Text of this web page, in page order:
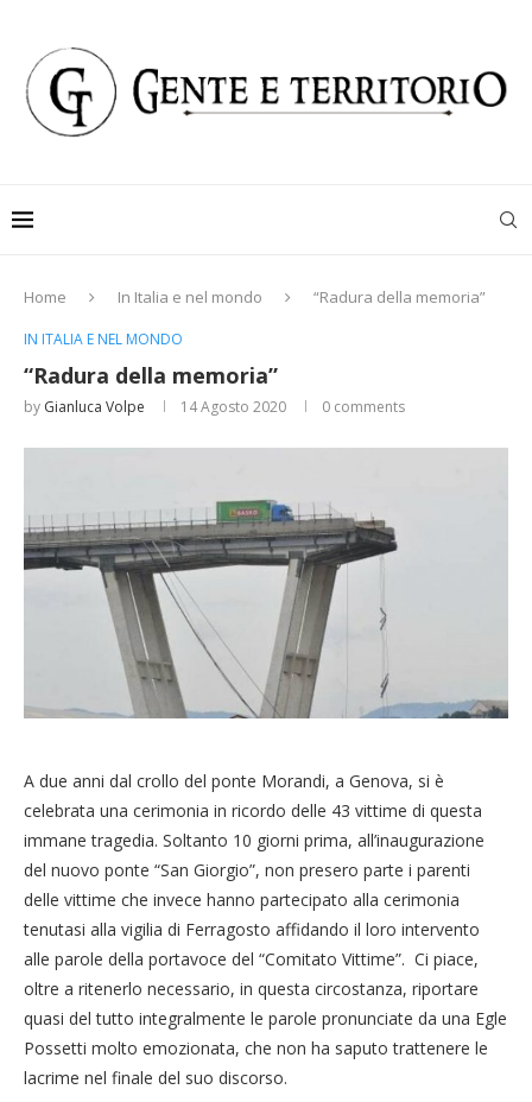
Home In Italia e nel mondo “Radura della memoria”
IN ITALIA E NEL MONDO
“Radura della memoria”
by Gianluca Volpe 14 Agosto 2020 0 comments
A due anni dal crollo del ponte Morandi, a Genova, si è
celebrata una cerimonia in ricordo delle 43 vittime di questa
immane tragedia. Soltanto 10 giorni prima, all’inaugurazione
del nuovo ponte “San Giorgio”, non presero parte i parenti
delle vittime che invece hanno partecipato alla cerimonia
tenutasi alla vigilia di Ferragosto affidando il loro intervento
alle parole della portavoce del “Comitato Vittime”. Ci piace,
oltre a ritenerlo necessario, in questa circostanza, riportare
quasi del tutto integralmente le parole pronunciate da una Egle
Possetti molto emozionata, che non ha saputo trattenere le
lacrime nel finale del suo discorso.